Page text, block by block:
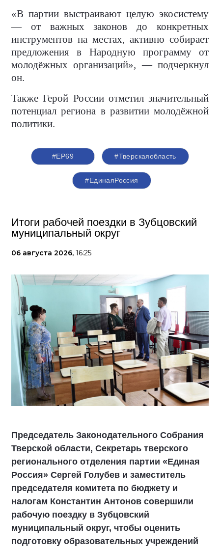
«В партии выстраивают целую экосистему
— от важных законов до конкретных
инструментов на местах, активно собирает
предложения в Народную программу от
молодёжных организаций», — подчеркнул
он.
Также Герой России отметил значительный
потенциал региона в развитии молодёжной
политики.
#ЕР69 #Тверскаяобласть
#‎ЕдинаяРоссия
Итоги рабочей поездки в Зубцовский
муниципальный округ
06 августа 2026, 16:25
Председатель Законодательного Собрания
Тверской области, Секретарь тверского
регионального отделения партии «Единая
Россия» Сергей Голубев и заместитель
председателя комитета по бюджету и
налогам Константин Антонов совершили
рабочую поездку в Зубцовский
муниципальный округ, чтобы оценить
подготовку образовательных учреждений